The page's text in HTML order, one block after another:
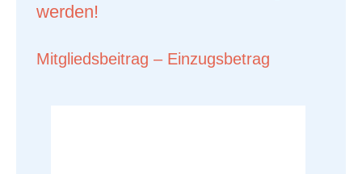
werden!
Mitgliedsbeitrag – Einzugsbetrag